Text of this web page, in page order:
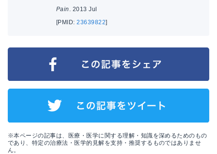
Pain
. 2013 Jul
[PMID:23639822]
※本ページの記事は、医療・医学に関する理解・知識を深めるためのもの
であり、特定の治療法・医学的見解を支持・推奨するものではありませ
ん。